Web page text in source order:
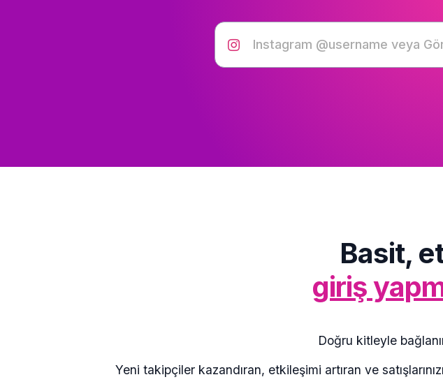
Basit,
giriş
Doğru kitleyle
Yeni takipçiler kazandıran, etkileşimi artıran ve